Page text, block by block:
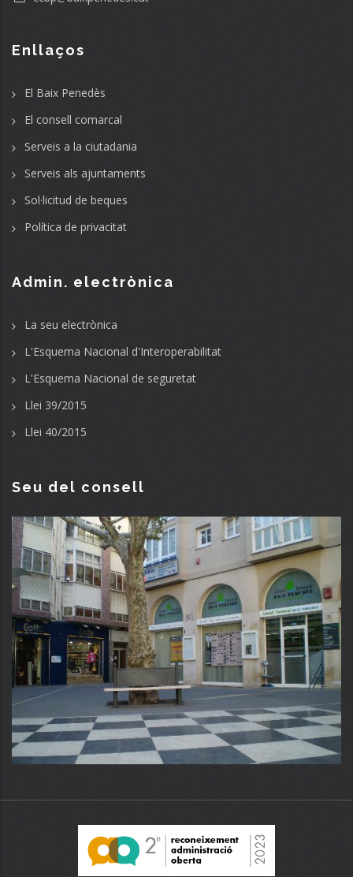
Enllaços
El Baix Penedès
El consell comarcal
Serveis a la ciutadania
Serveis als ajuntaments
Sol·licitud de beques
Política de privacitat
Admin. electrònica
La seu electrònica
L'Esquema Nacional d'Interoperabilitat
L'Esquema Nacional de seguretat
Llei 39/2015
Llei 40/2015
Seu del consell